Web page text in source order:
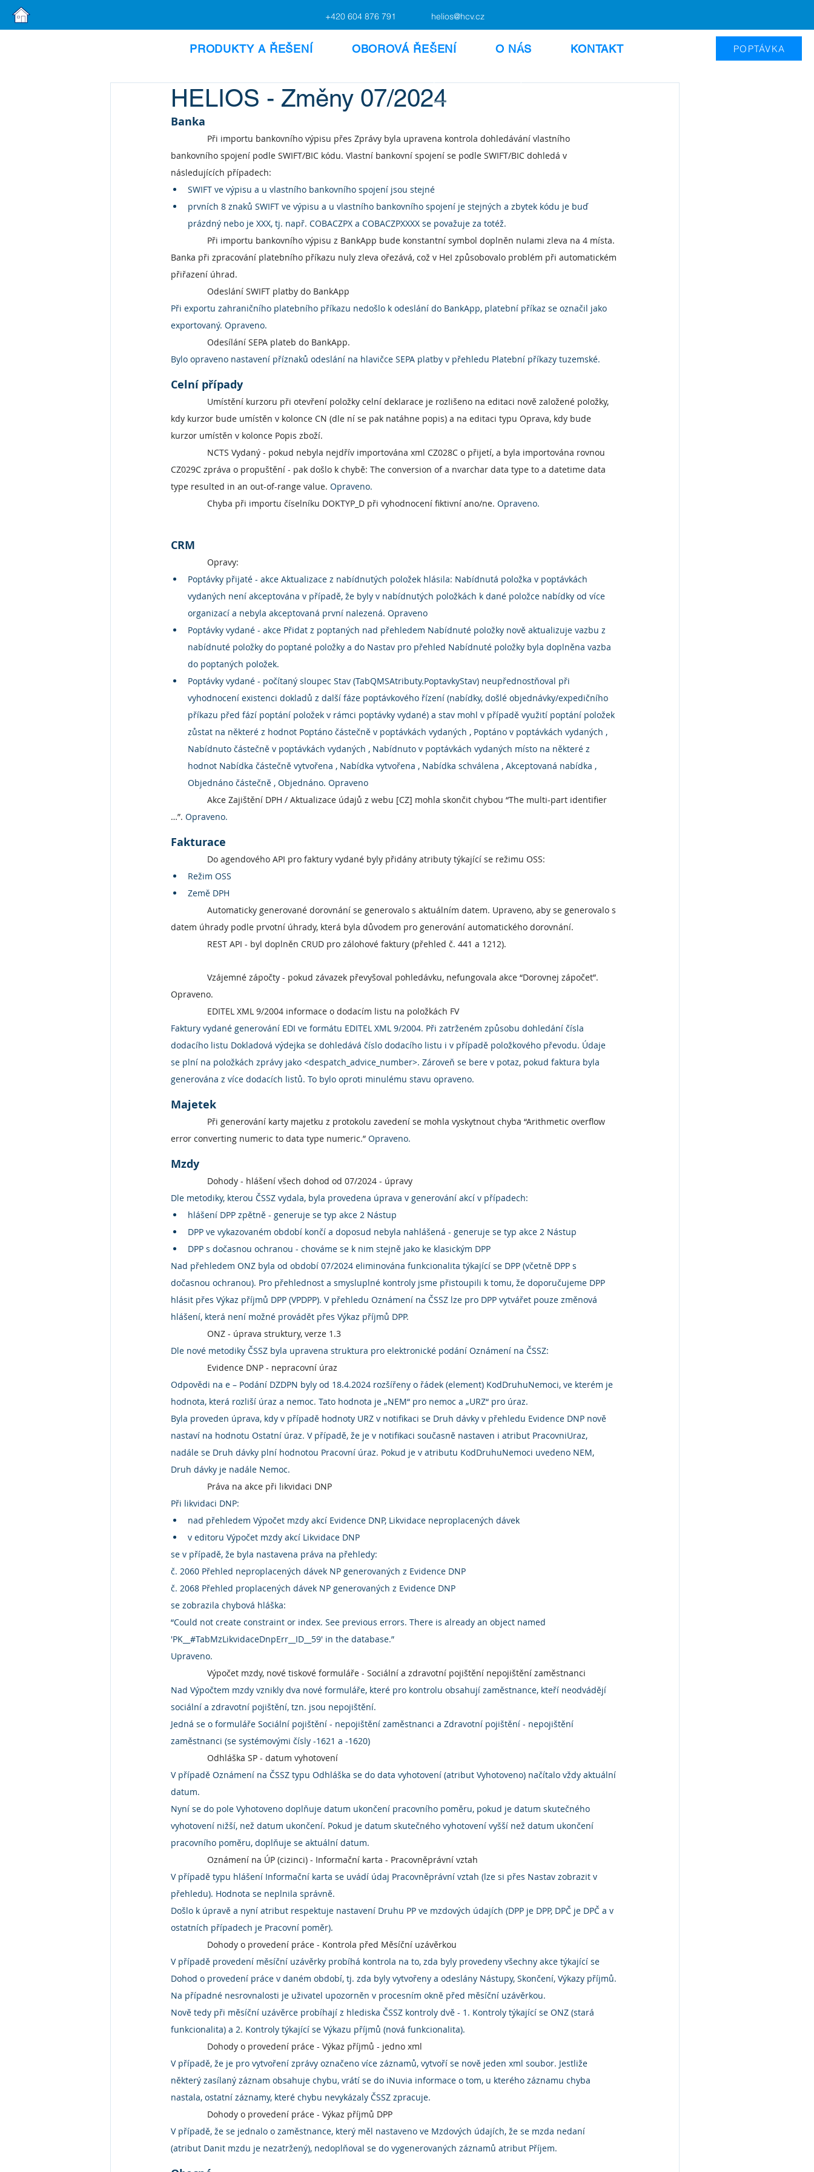
+420 604 876 791 helios@hcv.cz
POPTÁVKA
PRODUKTY A ŘEŠENÍ OBOROVÁ ŘEŠENÍ O NÁS KONTAKT
HELIOS - Změny 07/2024
Banka
Při importu bankovního výpisu přes Zprávy byla upravena kontrola dohledávání vlastního
bankovního spojení podle SWIFT/BIC kódu. Vlastní bankovní spojení se podle SWIFT/BIC dohledá v
následujících případech:
SWIFT ve výpisu a u vlastního bankovního spojení jsou stejné
prvních 8 znaků SWIFT ve výpisu a u vlastního bankovního spojení je stejných a zbytek kódu je buď
prázdný nebo je XXX, tj. např. COBACZPX a COBACZPXXXX se považuje za totéž.
Při importu bankovního výpisu z BankApp bude konstantní symbol doplněn nulami zleva na 4 místa.
Banka při zpracování platebního příkazu nuly zleva ořezává, což v HeI způsobovalo problém při automatickém
přiřazení úhrad.
Odeslání SWIFT platby do BankApp
Při exportu zahraničního platebního příkazu nedošlo k odeslání do BankApp, platební příkaz se označil jako
exportovaný. Opraveno.
Odesílání SEPA plateb do BankApp.
Bylo opraveno nastavení příznaků odeslání na hlavičce SEPA platby v přehledu Platební příkazy tuzemské.
Celní případy
Umístění kurzoru při otevření položky celní deklarace je rozlišeno na editaci nově založené položky,
kdy kurzor bude umístěn v kolonce CN (dle ní se pak natáhne popis) a na editaci typu Oprava, kdy bude
kurzor umístěn v kolonce Popis zboží.
NCTS Vydaný - pokud nebyla nejdřív importována xml CZ028C o přijetí, a byla importována rovnou
CZ029C zpráva o propuštění - pak došlo k chybě: The conversion of a nvarchar data type to a datetime data
type resulted in an out-of-range value. Opraveno.
Chyba při importu číselníku DOKTYP_D při vyhodnocení fiktivní ano/ne. Opraveno.
CRM
Opravy:
Poptávky přijaté - akce Aktualizace z nabídnutých položek hlásila: Nabídnutá položka v poptávkách
vydaných není akceptována v případě, že byly v nabídnutých položkách k dané položce nabídky od více
organizací a nebyla akceptovaná první nalezená. Opraveno
Poptávky vydané - akce Přidat z poptaných nad přehledem Nabídnuté položky nově aktualizuje vazbu z
nabídnuté položky do poptané položky a do Nastav pro přehled Nabídnuté položky byla doplněna vazba
do poptaných položek.
Poptávky vydané - počítaný sloupec Stav (TabQMSAtributy.PoptavkyStav) neupřednostňoval při
vyhodnocení existenci dokladů z další fáze poptávkového řízení (nabídky, došlé objednávky/expedičního
příkazu před fází poptání položek v rámci poptávky vydané) a stav mohl v případě využití poptání položek
zůstat na některé z hodnot Poptáno částečně v poptávkách vydaných , Poptáno v poptávkách vydaných ,
Nabídnuto částečně v poptávkách vydaných , Nabídnuto v poptávkách vydaných místo na některé z
hodnot Nabídka částečně vytvořena , Nabídka vytvořena , Nabídka schválena , Akceptovaná nabídka ,
Objednáno částečně , Objednáno. Opraveno
Akce Zajištění DPH / Aktualizace údajů z webu [CZ] mohla skončit chybou “The multi-part identifier
…”. Opraveno.
Fakturace
Do agendového API pro faktury vydané byly přidány atributy týkající se režimu OSS:
Režim OSS
Země DPH
Automaticky generované dorovnání se generovalo s aktuálním datem. Upraveno, aby se generovalo s
datem úhrady podle prvotní úhrady, která byla důvodem pro generování automatického dorovnání.
REST API - byl doplněn CRUD pro zálohové faktury (přehled č. 441 a 1212).
Vzájemné zápočty - pokud závazek převyšoval pohledávku, nefungovala akce “Dorovnej zápočet”.
Opraveno.
EDITEL XML 9/2004 informace o dodacím listu na položkách FV
Faktury vydané generování EDI ve formátu EDITEL XML 9/2004. Při zatrženém způsobu dohledání čísla
dodacího listu Dokladová výdejka se dohledává číslo dodacího listu i v případě položkového převodu. Údaje
se plní na položkách zprávy jako <despatch_advice_number>. Zároveň se bere v potaz, pokud faktura byla
generována z více dodacích listů. To bylo oproti minulému stavu opraveno.
Majetek
Při generování karty majetku z protokolu zavedení se mohla vyskytnout chyba “Arithmetic overflow
error converting numeric to data type numeric.” Opraveno.
Mzdy
Dohody - hlášení všech dohod od 07/2024 - úpravy
Dle metodiky, kterou ČSSZ vydala, byla provedena úprava v generování akcí v případech:
hlášení DPP zpětně - generuje se typ akce 2 Nástup
DPP ve vykazovaném období končí a doposud nebyla nahlášená - generuje se typ akce 2 Nástup
DPP s dočasnou ochranou - chováme se k nim stejně jako ke klasickým DPP
Nad přehledem ONZ byla od období 07/2024 eliminována funkcionalita týkající se DPP (včetně DPP s
dočasnou ochranou). Pro přehlednost a smysluplné kontroly jsme přistoupili k tomu, že doporučujeme DPP
hlásit přes Výkaz příjmů DPP (VPDPP). V přehledu Oznámení na ČSSZ lze pro DPP vytvářet pouze změnová
hlášení, která není možné provádět přes Výkaz příjmů DPP.
ONZ - úprava struktury, verze 1.3
Dle nové metodiky ČSSZ byla upravena struktura pro elektronické podání Oznámení na ČSSZ:
Evidence DNP - nepracovní úraz
Odpovědi na e – Podání DZDPN byly od 18.4.2024 rozšířeny o řádek (element) KodDruhuNemoci, ve kterém je
hodnota, která rozliší úraz a nemoc. Tato hodnota je „NEM“ pro nemoc a „URZ“ pro úraz.
Byla proveden úprava, kdy v případě hodnoty URZ v notifikaci se Druh dávky v přehledu Evidence DNP nově
nastaví na hodnotu Ostatní úraz. V případě, že je v notifikaci současně nastaven i atribut PracovniUraz,
nadále se Druh dávky plní hodnotou Pracovní úraz. Pokud je v atributu KodDruhuNemoci uvedeno NEM,
Druh dávky je nadále Nemoc.
Práva na akce při likvidaci DNP
Při likvidaci DNP:
nad přehledem Výpočet mzdy akcí Evidence DNP, Likvidace neproplacených dávek
v editoru Výpočet mzdy akcí Likvidace DNP
se v případě, že byla nastavena práva na přehledy:
č. 2060 Přehled neproplacených dávek NP generovaných z Evidence DNP
č. 2068 Přehled proplacených dávek NP generovaných z Evidence DNP
se zobrazila chybová hláška:
“Could not create constraint or index. See previous errors. There is already an object named
'PK__#TabMzLikvidaceDnpErr__ID__59' in the database.”
Upraveno.
Výpočet mzdy, nové tiskové formuláře - Sociální a zdravotní pojištění nepojištění zaměstnanci
Nad Výpočtem mzdy vznikly dva nové formuláře, které pro kontrolu obsahují zaměstnance, kteří neodvádějí
sociální a zdravotní pojištění, tzn. jsou nepojištění.
Jedná se o formuláře Sociální pojištění - nepojištění zaměstnanci a Zdravotní pojištění - nepojištění
zaměstnanci (se systémovými čísly -1621 a -1620)
Odhláška SP - datum vyhotovení
V případě Oznámení na ČSSZ typu Odhláška se do data vyhotovení (atribut Vyhotoveno) načítalo vždy aktuální
datum.
Nyní se do pole Vyhotoveno doplňuje datum ukončení pracovního poměru, pokud je datum skutečného
vyhotovení nižší, než datum ukončení. Pokud je datum skutečného vyhotovení vyšší než datum ukončení
pracovního poměru, doplňuje se aktuální datum.
Oznámení na ÚP (cizinci) - Informační karta - Pracovněprávní vztah
V případě typu hlášení Informační karta se uvádí údaj Pracovněprávní vztah (lze si přes Nastav zobrazit v
přehledu). Hodnota se neplnila správně.
Došlo k úpravě a nyní atribut respektuje nastavení Druhu PP ve mzdových údajích (DPP je DPP, DPČ je DPČ a v
ostatních případech je Pracovní poměr).
Dohody o provedení práce - Kontrola před Měsíční uzávěrkou
V případě provedení měsíční uzávěrky probíhá kontrola na to, zda byly provedeny všechny akce týkající se
Dohod o provedení práce v daném období, tj. zda byly vytvořeny a odeslány Nástupy, Skončení, Výkazy příjmů.
Na případné nesrovnalosti je uživatel upozorněn v procesním okně před měsíční uzávěrkou.
Nově tedy při měsíční uzávěrce probíhají z hlediska ČSSZ kontroly dvě - 1. Kontroly týkající se ONZ (stará
funkcionalita) a 2. Kontroly týkající se Výkazu příjmů (nová funkcionalita).
Dohody o provedení práce - Výkaz příjmů - jedno xml
V případě, že je pro vytvoření zprávy označeno více záznamů, vytvoří se nově jeden xml soubor. Jestliže
některý zasílaný záznam obsahuje chybu, vrátí se do iNuvia informace o tom, u kterého záznamu chyba
nastala, ostatní záznamy, které chybu nevykázaly ČSSZ zpracuje.
Dohody o provedení práce - Výkaz příjmů DPP
V případě, že se jednalo o zaměstnance, který měl nastaveno ve Mzdových údajích, že se mzda nedaní
(atribut Danit mzdu je nezatržený), nedoplňoval se do vygenerovaných záznamů atribut Příjem.